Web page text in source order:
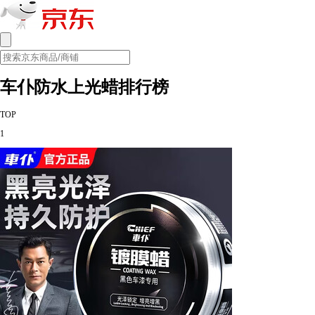
车仆防水上光蜡排行榜
TOP
1